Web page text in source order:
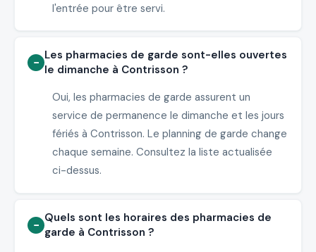
l'entrée pour être servi.
Les pharmacies de garde sont-elles ouvertes
le dimanche à Contrisson ?
Oui, les pharmacies de garde assurent un
service de permanence le dimanche et les jours
fériés à Contrisson. Le planning de garde change
chaque semaine. Consultez la liste actualisée
ci-dessus.
Quels sont les horaires des pharmacies de
garde à Contrisson ?